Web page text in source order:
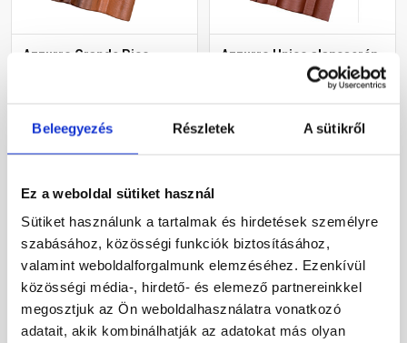
Beleegyezés Részletek A sütikről
Ez a weboldal sütiket használ
Sütiket használunk a tartalmak és hirdetések személyre
szabásához, közösségi funkciók biztosításához,
valamint weboldalforgalmunk elemzéséhez. Ezenkívül
közösségi média-, hirdető- és elemező partnereinkkel
megosztjuk az Ön weboldalhasználatra vonatkozó
adatait, akik kombinálhatják az adatokat más olyan
Azzurro Grande Pico
Gyártói készleten
Azzurro Unico alapcserép
Gyártói készleten